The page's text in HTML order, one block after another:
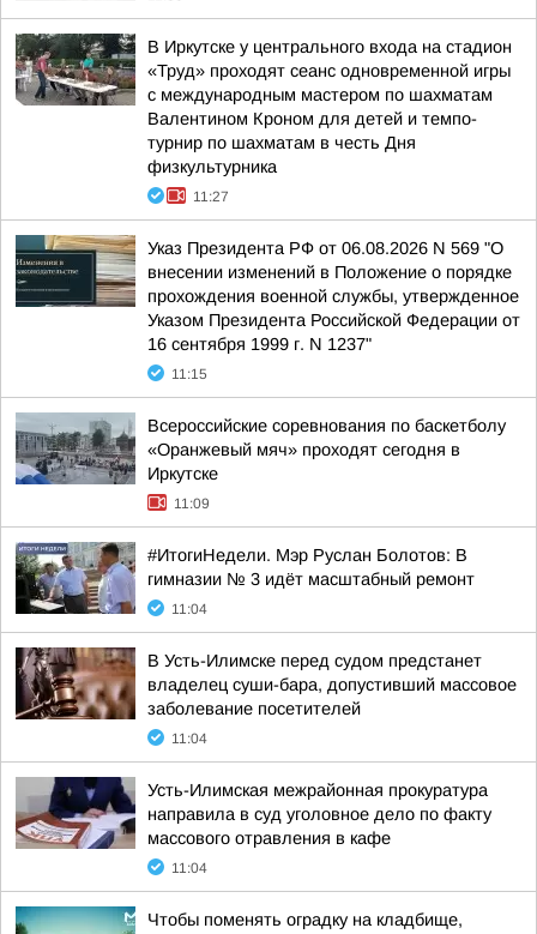
В Иркутске у центрального входа на стадион
«Труд» проходят сеанс одновременной игры
с международным мастером по шахматам
Валентином Кроном для детей и темпо-
турнир по шахматам в честь Дня
физкультурника
11:27
Указ Президента РФ от 06.08.2026 N 569 "О
внесении изменений в Положение о порядке
прохождения военной службы, утвержденное
Указом Президента Российской Федерации от
16 сентября 1999 г. N 1237"
11:15
Всероссийские соревнования по баскетболу
«Оранжевый мяч» проходят сегодня в
Иркутске
11:09
#ИтогиНедели. Мэр Руслан Болотов: В
гимназии № 3 идёт масштабный ремонт
11:04
В Усть-Илимске перед судом предстанет
владелец суши-бара, допустивший массовое
заболевание посетителей
11:04
Усть-Илимская межрайонная прокуратура
направила в суд уголовное дело по факту
массового отравления в кафе
11:04
Чтобы поменять оградку на кладбище,